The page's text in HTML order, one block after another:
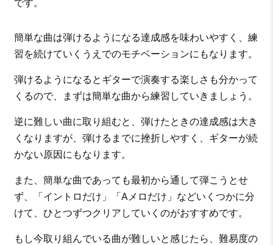
簡単な曲は弾けるようになる達成感を味わいやすく、練
習を続けていくうえでのモチベーションにもなります。
弾けるようになるとギターで演奏する楽しさも分かって
くるので、まずは簡単な曲から練習していきましょう。
逆に難しい曲に取り組むと、弾けたときの達成感は大き
くなりますが、弾けるまでに挫折しやすく、ギターが続
かない原因にもなります。
また、簡単な曲であっても最初から通して弾こうとせ
ず、「イントロだけ」「Aメロだけ」などいくつかに分
けて、ひとつずつクリアしていくのがおすすめです。
もし今取り組んでいる曲が難しいと感じたら、難易度の